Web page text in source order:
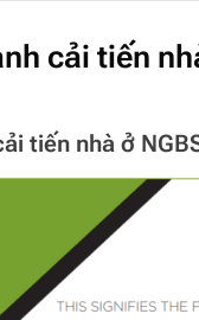
cải tiến
tiến nhà ở